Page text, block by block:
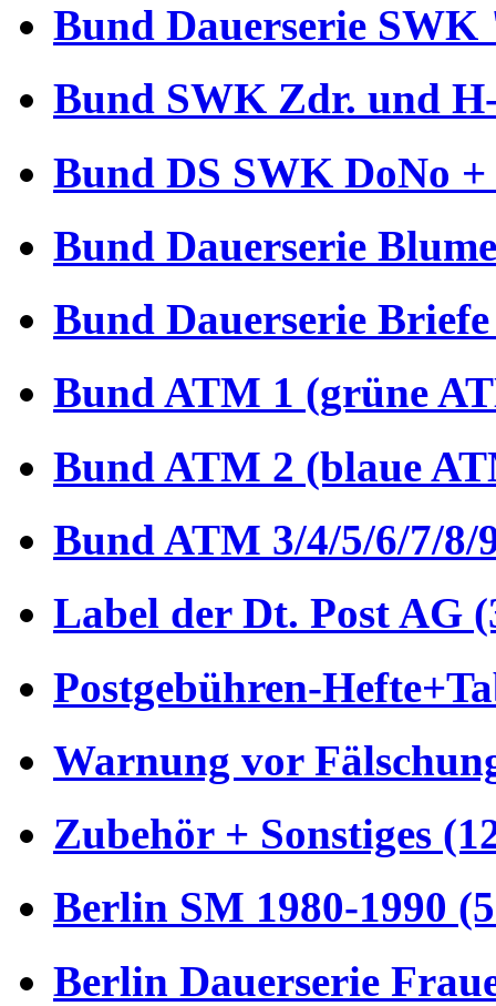
Bund Dauerserie
Bund SWK Zdr. und
Bund DS SWK DoNo +
Bund Dauerserie
Bund Dauerserie
Bund ATM 1 (grüne
Bund ATM 2 (blaue
Bund ATM 3/4/5/6/7/8/
Label der Dt. Post AG
Postgebühren-
Warnung vor
Zubehör + Sonstiges
Berlin SM 1980-1990
Berlin Dauerserie